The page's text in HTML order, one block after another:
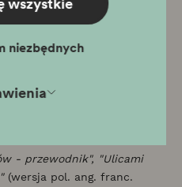
niezbędnych
miastu i jego
to ob­szerne studia i
się z jednej
z drugiej
- przewodnik", "Ulicami
(wersja pol. ang. franc.